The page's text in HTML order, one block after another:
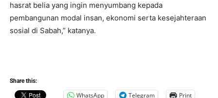
hasrat belia yang ingin menyumbang kepada
pembangunan modal insan, ekonomi serta kesejahteraan
sosial di Sabah,” katanya.
Share this:
WhatsApp Telegram Print